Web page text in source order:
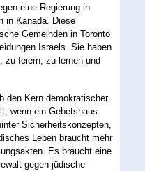
eine Regierung in
in Kanada. Diese
Gemeinden in Toronto
Israels. Sie haben
zu feiern, zu lernen und
den Kern demokratischer
wenn ein Gebetshaus
Sicherheitskonzepten,
Leben braucht mehr
Es braucht eine
gegen jüdische